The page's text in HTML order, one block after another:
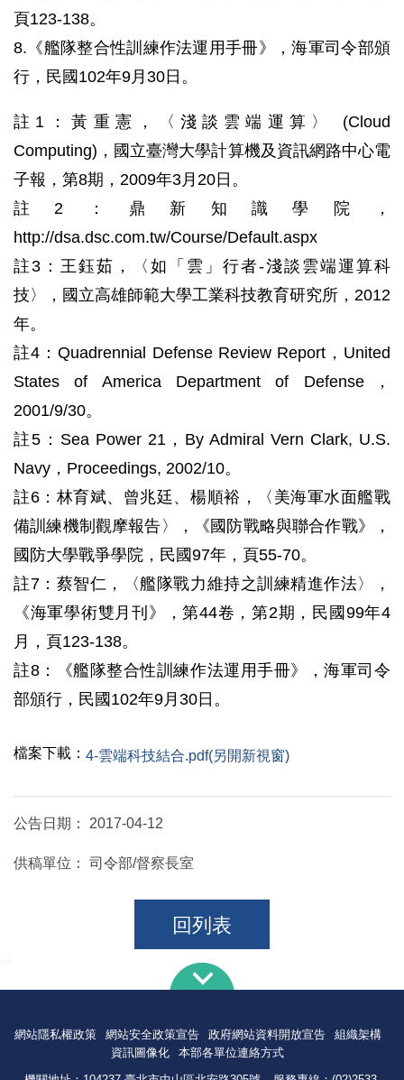
頁123-138。
8.《艦隊整合性訓練作法運用手冊》，海軍司令部頒
行，民國102年9月30日。
註1：黃重憲，〈淺談雲端運算〉 (Cloud
Computing)，國立臺灣大學計算機及資訊網路中心電
子報，第8期，2009年3月20日。
註2：鼎新知識學院，
http://dsa.dsc.com.tw/Course/Default.aspx
註3：王鈺茹，〈如「雲」行者-淺談雲端運算科
技〉，國立高雄師範大學工業科技教育研究所，2012
年。
註4：Quadrennial Defense Review Report，United
States of America Department of Defense，
2001/9/30。
註5：Sea Power 21，By Admiral Vern Clark, U.S.
Navy，Proceedings, 2002/10。
註6：林育斌、曾兆廷、楊順裕，〈美海軍水面艦戰
備訓練機制觀摩報告〉，《國防戰略與聯合作戰》，
國防大學戰爭學院，民國97年，頁55-70。
註7：蔡智仁，〈艦隊戰力維持之訓練精進作法〉，
《海軍學術雙月刊》，第44卷，第2期，民國99年4
月，頁123-138。
註8：《艦隊整合性訓練作法運用手冊》，海軍司令
部頒行，民國102年9月30日。
檔案下載： 4-雲端科技結合.pdf(另開新視窗)
公告日期： 2017-04-12
供稿單位： 司令部/督察長室
回列表
網站隱私權政策 網站安全政策宣告 政府網站資料開放宣告
組織架構
資訊圖像化
本部各單位連絡方式